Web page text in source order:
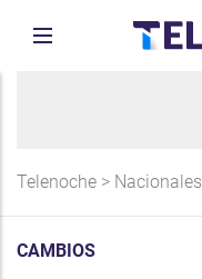
Telenoche > Nacionales
CAMBIOS